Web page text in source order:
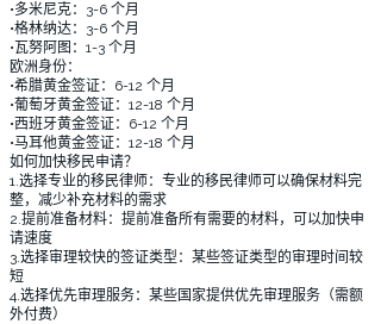
•多米尼克：3-6 个月
•格林纳达：3-6 个月
•瓦努阿图：1-3 个月
欧洲身份：
•希腊黄金签证：6-12 个月
•葡萄牙黄金签证：12-18 个月
•西班牙黄金签证：6-12 个月
•马耳他黄金签证：12-18 个月
如何加快移民申请？
1.选择专业的移民律师：专业的移民律师可以确保材料完
整，减少补充材料的需求
2.提前准备材料：提前准备所有需要的材料，可以加快申
请速度
3.选择审理较快的签证类型：某些签证类型的审理时间较
短
4.选择优先审理服务：某些国家提供优先审理服务（需额
外付费）